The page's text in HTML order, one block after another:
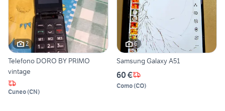
2
Telefono DORO BY PRIMO
vintage
Cuneo(CN)
6
Samsung Galaxy A51
60 €
Como(CO)